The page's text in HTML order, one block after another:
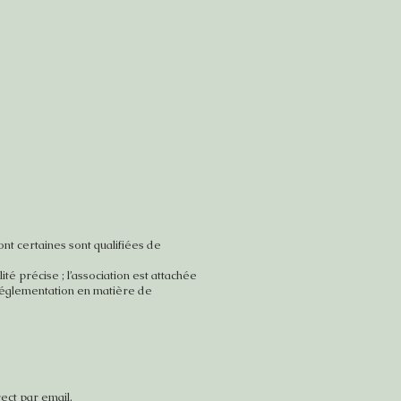
certaines sont qualifiées de
précise ; l’association est attachée
en matière de
par email.